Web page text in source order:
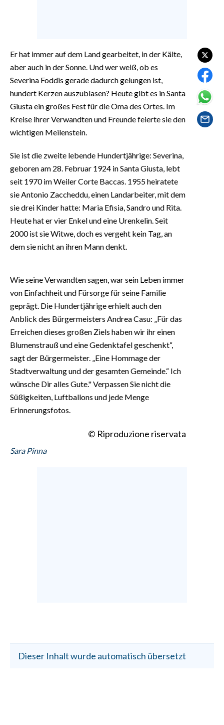
EVENTI
#CARAUNIONE
INSULARITÀ
VIDEO
ABBONATI
ANNUNCI
NECROLOGI
PUBBLICITÀ
Er hat immer auf dem Land gearbeitet, in der Kälte,
aber auch in der Sonne. Und wer weiß, ob es
Severina Foddis gerade dadurch gelungen ist,
hundert Kerzen auszublasen? Heute gibt es in Santa
Giusta ein großes Fest für die Oma des Ortes. Im
Kreise ihrer Verwandten und Freunde feierte sie den
wichtigen Meilenstein.
Sie ist die zweite lebende Hundertjährige: Severina,
geboren am 28. Februar 1924 in Santa Giusta, lebt
seit 1970 im Weiler Corte Baccas. 1955 heiratete
sie Antonio Zaccheddu, einen Landarbeiter, mit dem
sie drei Kinder hatte: Maria Efisia, Sandro und Rita.
Heute hat er vier Enkel und eine Urenkelin. Seit
2000 ist sie Witwe, doch es vergeht kein Tag, an
dem sie nicht an ihren Mann denkt.
Wie seine Verwandten sagen, war sein Leben immer
von Einfachheit und Fürsorge für seine Familie
geprägt. Die Hundertjährige erhielt auch den
Anblick des Bürgermeisters Andrea Casu: „Für das
Erreichen dieses großen Ziels haben wir ihr einen
Blumenstrauß und eine Gedenktafel geschenkt“,
sagt der Bürgermeister. „Eine Hommage der
Stadtverwaltung und der gesamten Gemeinde.“ Ich
wünsche Dir alles Gute." Verpassen Sie nicht die
Süßigkeiten, Luftballons und jede Menge
Erinnerungsfotos.
© Riproduzione riservata
Sara Pinna
Dieser Inhalt wurde automatisch übersetzt